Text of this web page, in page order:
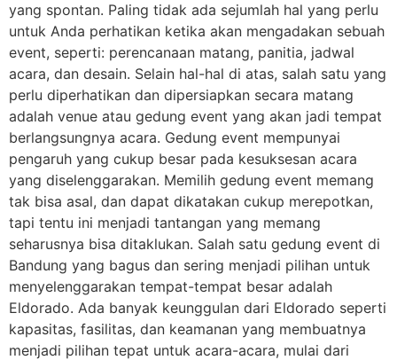
yang spontan. Paling tidak ada sejumlah hal yang perlu
untuk Anda perhatikan ketika akan mengadakan sebuah
event, seperti: perencanaan matang, panitia, jadwal
acara, dan desain. Selain hal-hal di atas, salah satu yang
perlu diperhatikan dan dipersiapkan secara matang
adalah venue atau gedung event yang akan jadi tempat
berlangsungnya acara. Gedung event mempunyai
pengaruh yang cukup besar pada kesuksesan acara
yang diselenggarakan. Memilih gedung event memang
tak bisa asal, dan dapat dikatakan cukup merepotkan,
tapi tentu ini menjadi tantangan yang memang
seharusnya bisa ditaklukan. Salah satu gedung event di
Bandung yang bagus dan sering menjadi pilihan untuk
menyelenggarakan tempat-tempat besar adalah
Eldorado. Ada banyak keunggulan dari Eldorado seperti
kapasitas, fasilitas, dan keamanan yang membuatnya
menjadi pilihan tepat untuk acara-acara, mulai dari